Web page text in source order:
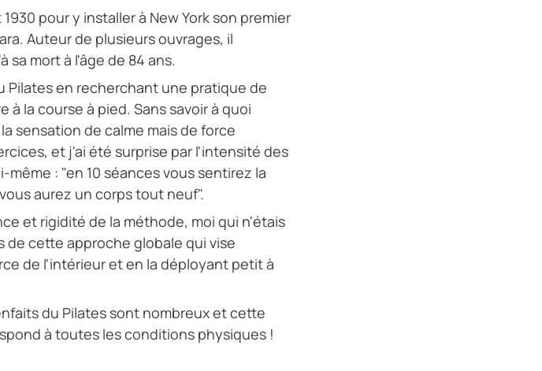
pour y installer à New York son premier
Auteur de plusieurs ouvrages, il
mort à l'âge de 84 ans.
Pilates en recherchant une pratique de
la course à pied. Sans savoir à quoi
sensation de calme mais de force
et j'ai été surprise par l'intensité des
: "en 10 séances vous sentirez la
aurez un corps tout neuf".
et rigidité de la méthode, moi qui n'étais
de cette approche globale qui vise
de l'intérieur et en la déployant petit à
du Pilates sont nombreux et cette
à toutes les conditions physiques !